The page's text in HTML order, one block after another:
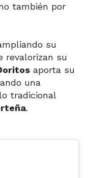
también por
su
revalorizan su
aporta su
una
tradicional
.